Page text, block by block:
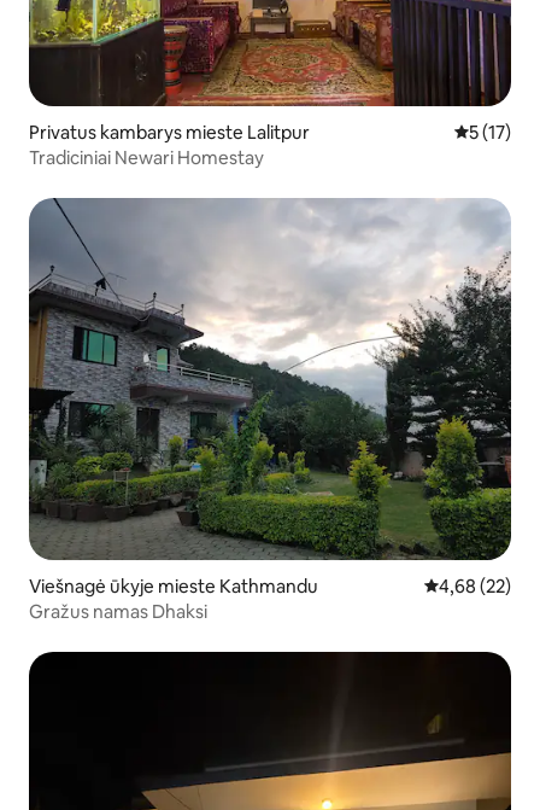
Privatus kambarys mieste Lalitpur Vidutinis
5 (17)
Tradiciniai Newari Homestay
Viešnagė ūkyje mieste Kathmandu Vidutinis
4,68 (22)
Gražus namas Dhaksi